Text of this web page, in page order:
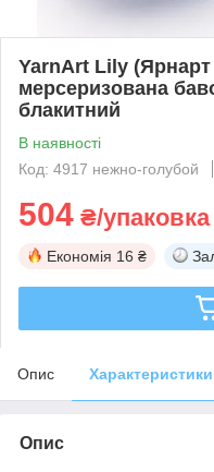
YarnArt Lily (Ярнарт
мерсеризована
блакитний
В наявності
Код: 4917 нежно-голубой
504 ₴/упаковка
Економія 16 ₴
Опис Характеристики
Опис